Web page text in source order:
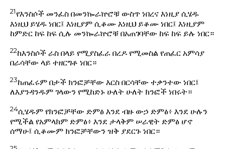
21የእንስሶች መንፈስ በመንኰራኵሮቹ ውስጥ ነበረና እነዚያ ሲሄዱ
እነዚህ ይሄዱ ነበር፤ እነዚያም ሲቆሙ እነዚህ ይቆሙ ነበር፤ እነዚያም
ከምድር ከፍ ከፍ ሲሉ መንኰራኵሮቹ በአጠገባቸው ከፍ ከፍ ይሉ ነበር።
22ከእንስሶች ራስ በላይ የሚያስፈራ በረዶ የሚመስል የጠፈር አምሳያ
በራሳቸው ላይ ተዘርግቶ ነበር።
23ከጠፈሩም በታች ክንፎቻቸው እርስ በርሳቸው ተቃንተው ነበር፤
ለእያንዳንዱም ገላውን የሚከድኑ ሁለት ሁለት ክንፎች ነበሩት።
24ሲሄዱም የክንፎቻቸው ድምፅ እንደ ብዙ ውኃ ድምፅ፥ እንደ ሁሉን
የሚችል የአምላክም ድምፅ፥ እንደ ታላቅም ሠራዊት ድምፅ ሆኖ
ሰማሁ፤ ሲቆሙም ክንፎቻቸውን ዝቅ ያደርጉ ነበር።